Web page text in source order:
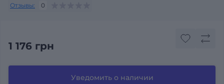
Отзывы: 0
1 176 грн
Уведомить о наличии